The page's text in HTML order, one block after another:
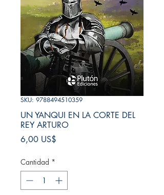
SKU: 9788494510359
UN YANQUI EN LA CORTE DEL
REY ARTURO
6,00 US$
Cantidad *